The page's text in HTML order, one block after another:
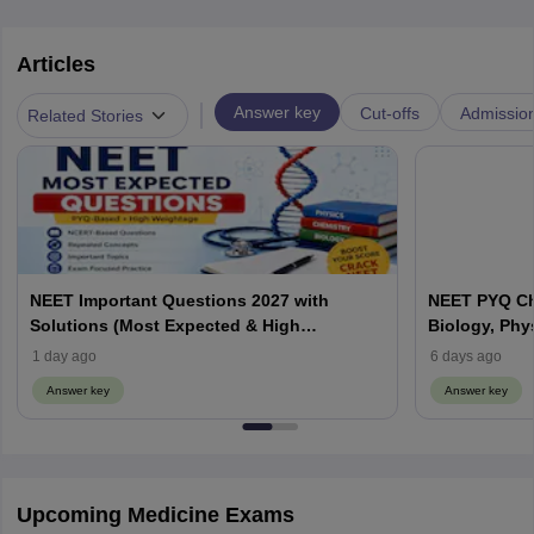
Articles
Related Stories Answer key Cut-offs
NEET Important Questions 2027 with
Solutions (Most Expected & High
Weightage)
1 day ago
Answer key
NEET PYQ
Biology,
6 days ago
Answer key
Upcoming Medicine Exams